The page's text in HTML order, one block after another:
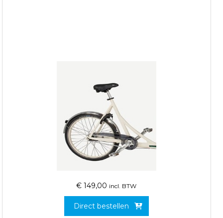
€ 149,00 incl. BTW
Direct bestellen